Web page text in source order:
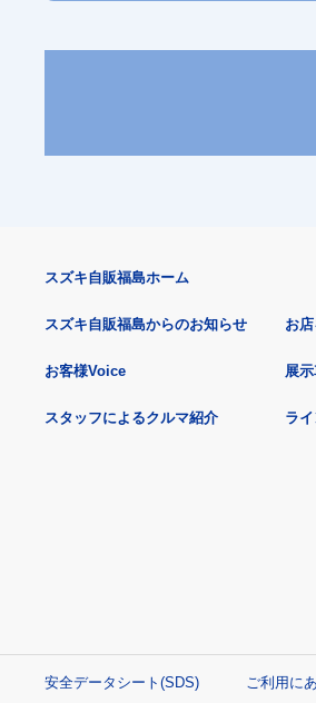
スズキ自販福島ホーム
スズキ自販福島からのお知らせ
お客様Voice
スタッフによるクルマ紹介
お
展
ラ
安全データシート(SDS) ご利用に